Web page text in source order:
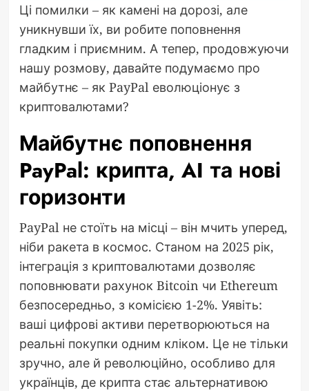
Ці помилки – як камені на дорозі, але
уникнувши їх, ви робите поповнення
гладким і приємним. А тепер, продовжуючи
нашу розмову, давайте подумаємо про
майбутнє – як PayPal еволюціонує з
криптовалютами?
Майбутнє поповнення
PayPal: крипта, AI та нові
горизонти
PayPal не стоїть на місці – він мчить уперед,
ніби ракета в космос. Станом на 2025 рік,
інтеграція з криптовалютами дозволяє
поповнювати рахунок Bitcoin чи Ethereum
безпосередньо, з комісією 1-2%. Уявіть:
ваші цифрові активи перетворюються на
реальні покупки одним кліком. Це не тільки
зручно, але й революційно, особливо для
українців, де крипта стає альтернативою